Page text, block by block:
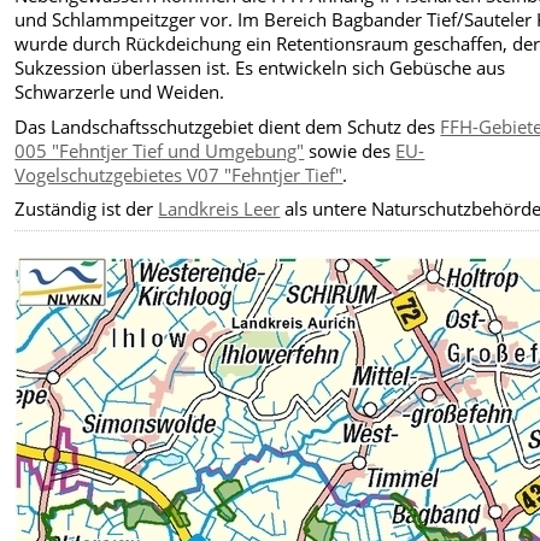
und Schlammpeitzgervor. Im Bereich Bagbander Tief/Sauteler
wurde durch Rückdeichung ein Retentionsraum geschaffen,
Sukzession überlassen ist. Es entwickeln sich Gebüsche aus
Schwarzerle und Weiden.
Das Landschaftsschutzgebiet dient dem Schutz des FFH-
005 "Fehntjer Tief und Umgebung" sowie des EU-
Vogelschutzgebietes V07 "Fehntjer Tief".
Zuständig ist der Landkreis Leer als untere